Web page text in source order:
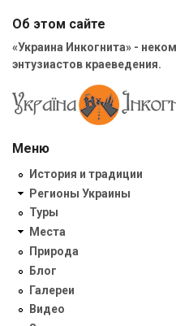
Об этом сайте
«Украина Инкогнита» -
энтузиастов краеведения.
Меню
История и традиции
Регионы Украины
Туры
Места
Природа
Блог
Галереи
Видео